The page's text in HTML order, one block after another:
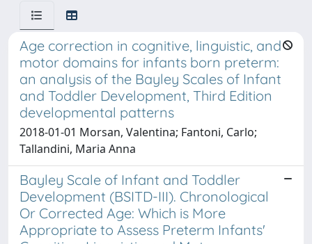
Age correction in cognitive, linguistic, and
motor domains for infants born preterm:
an analysis of the Bayley Scales of Infant
and Toddler Development, Third Edition
developmental patterns
2018-01-01 Morsan, Valentina; Fantoni, Carlo;
Tallandini, Maria Anna
Bayley Scale of Infant and Toddler
Development (BSITD-III). Chronological
Or Corrected Age: Which is More
Appropriate to Assess Preterm Infants'